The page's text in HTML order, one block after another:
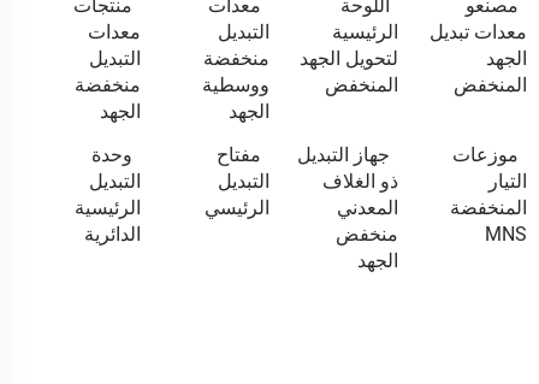
مصنعو
معدات تبديل
الجهد
المنخفض
اللوحة
الرئيسية
لتحويل الجهد
المنخفض
معدات
التبديل
منخفضة
ووسطية
الجهد
منتجات
معدات
التبديل
منخفضة
الجهد
موزعات
التيار
المنخفضة
MNS
جهاز التبديل
ذو الغلاف
المعدني
منخفض
الجهد
مفتاح
التبديل
الرئيسي
وحدة
التبديل
الرئيسية
الدائرية